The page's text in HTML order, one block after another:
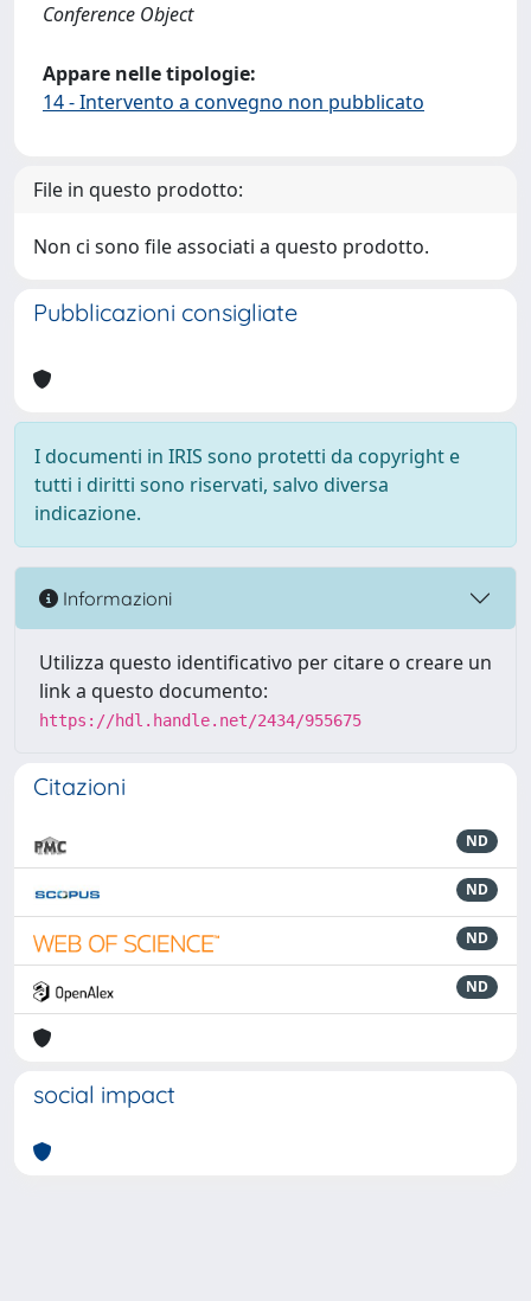
Conference Object
Appare nelle tipologie:
14 - Intervento a convegno non pubblicato
File in questo prodotto:
Non ci sono file associati a questo prodotto.
Pubblicazioni consigliate
I documenti in IRIS sono protetti da copyright e
tutti i diritti sono riservati, salvo diversa
indicazione.
Informazioni
Utilizza questo identificativo per citare o creare un
link a questo documento:
https://hdl.handle.net/2434/955675
Citazioni
ND
ND
ND
ND
social impact